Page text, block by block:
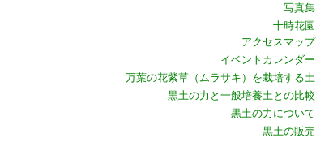
写真集
十時花園
アクセスマップ
イベントカレンダー
万葉の花紫草（ムラサキ）を栽培する土
黒土の力と一般培養土との比較
黒土の力について
黒土の販売